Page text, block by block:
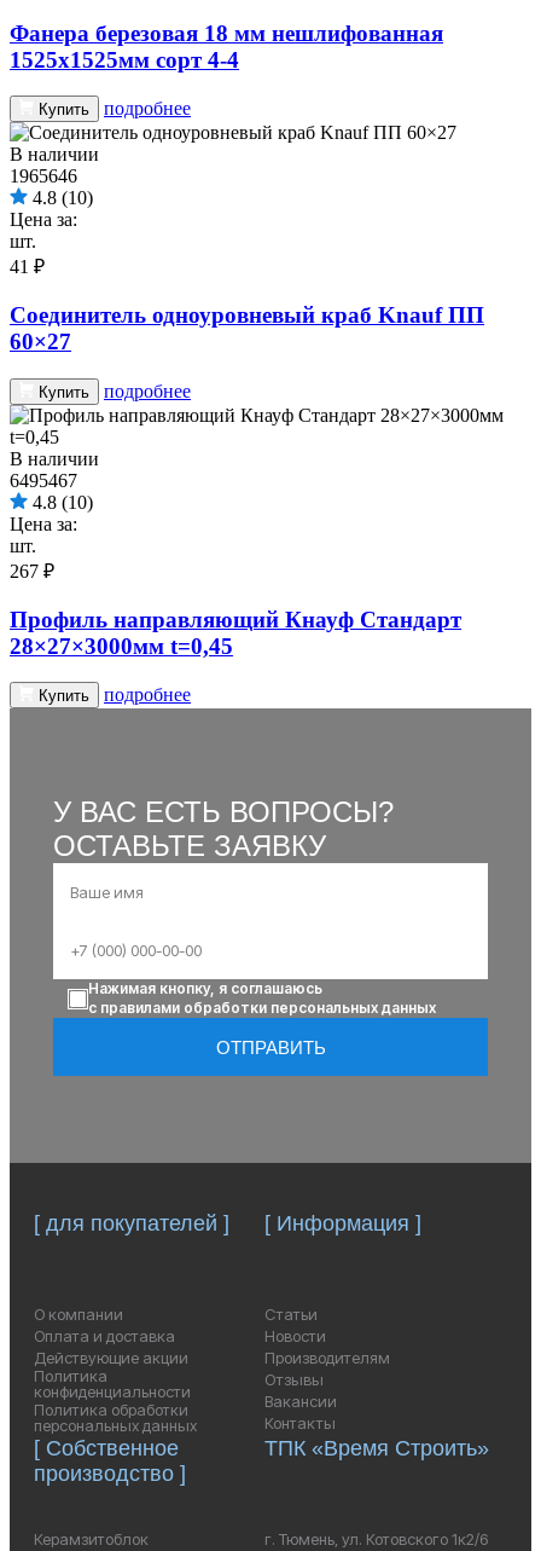
Фанера березовая 18 мм нешлифованная
1525х1525мм сорт 4-4
Купить подробнее
В наличии
1965646
4.8 (10)
Цена за:
шт.
41 ₽
Соединитель одноуровневый краб Knauf ПП
60×27
Купить подробнее
В наличии
6495467
4.8 (10)
Цена за:
шт.
267 ₽
Профиль направляющий Кнауф Стандарт
28×27×3000мм t=0,45
Купить подробнее
У ВАС ЕСТЬ ВОПРОСЫ?
ОСТАВЬТЕ ЗАЯВКУ
Нажимая кнопку, я соглашаюсь
с правилами обработки персональных данных
ОТПРАВИТЬ
[ для покупателей ]
О компании
Оплата и доставка
Действующие акции
Политика
конфиденциальности
Политика обработки
персональных данных
[ Собственное
производство ]
Керамзитоблок
[ Информация ]
Статьи
Новости
Производителям
Отзывы
Вакансии
Контакты
ТПК «Время Строить»
г. Тюмень, ул. Котовского 1к2/6